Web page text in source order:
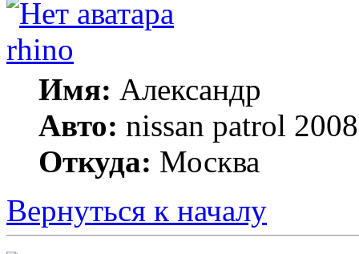
rhino
Имя: Александр
Авто: nissan patrol
Откуда: Москва
Вернуться к началу